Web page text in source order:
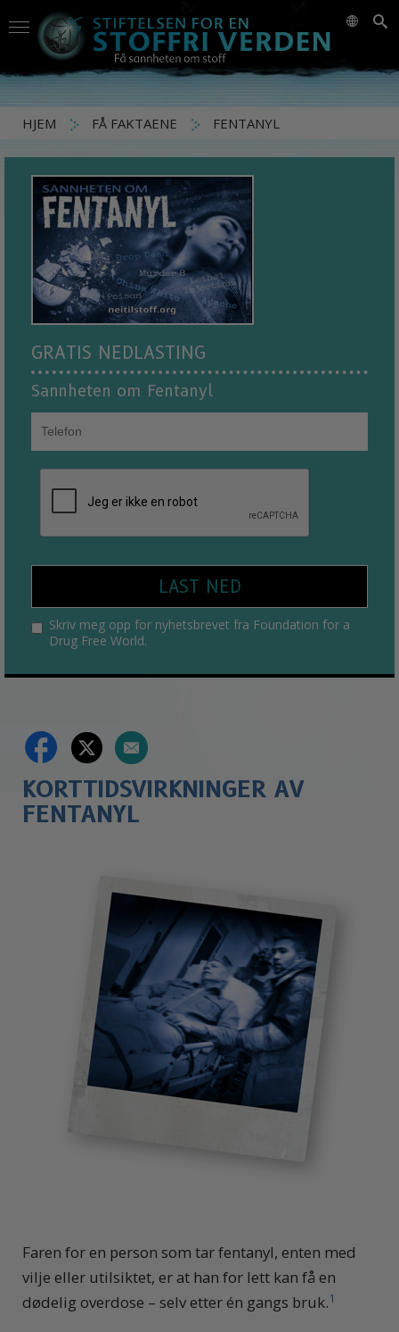
HJEM FÅ FAKTAENE FENTANYL
GRATIS NEDLASTING
Sannheten om Fentanyl
LAST NED
Skriv meg opp for nyhetsbrevet fra Foundation for a
Drug Free World.
KORTTIDSVIRKNINGER AV
FENTANYL
Faren for en person som tar fentanyl, enten med
vilje eller utilsiktet, er at han for lett kan få en
dødelig overdose – selv etter én gangs bruk.1